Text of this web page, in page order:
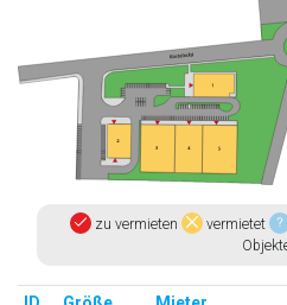
zu vermieten vermietet